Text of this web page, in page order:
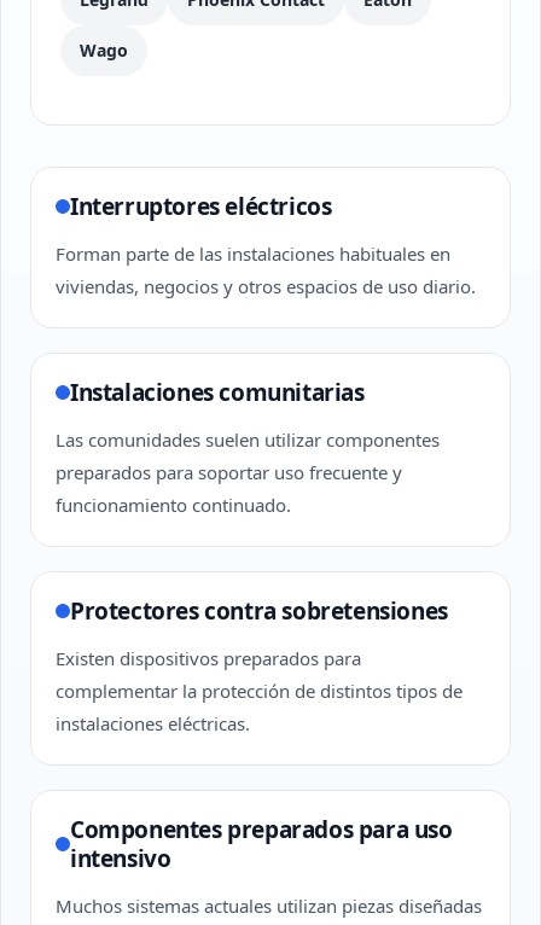
Wago
Interruptores eléctricos
Forman parte de las instalaciones habituales en
viviendas, negocios y otros espacios de uso diario.
Instalaciones comunitarias
Las comunidades suelen utilizar componentes
preparados para soportar uso frecuente y
funcionamiento continuado.
Protectores contra sobretensiones
Existen dispositivos preparados para
complementar la protección de distintos tipos de
instalaciones eléctricas.
Componentes preparados para uso
intensivo
Muchos sistemas actuales utilizan piezas diseñadas